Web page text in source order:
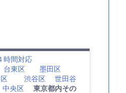
時間対応
台東区
墨田区
渋谷区
世田谷
中央区
東京都内その